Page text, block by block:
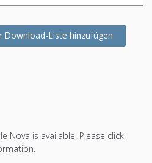
Download-Liste hinzufügen
Nova is available. Please click